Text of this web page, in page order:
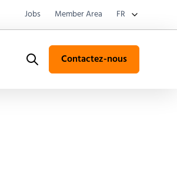
Jobs Member Area FR
Search Contactez-nous